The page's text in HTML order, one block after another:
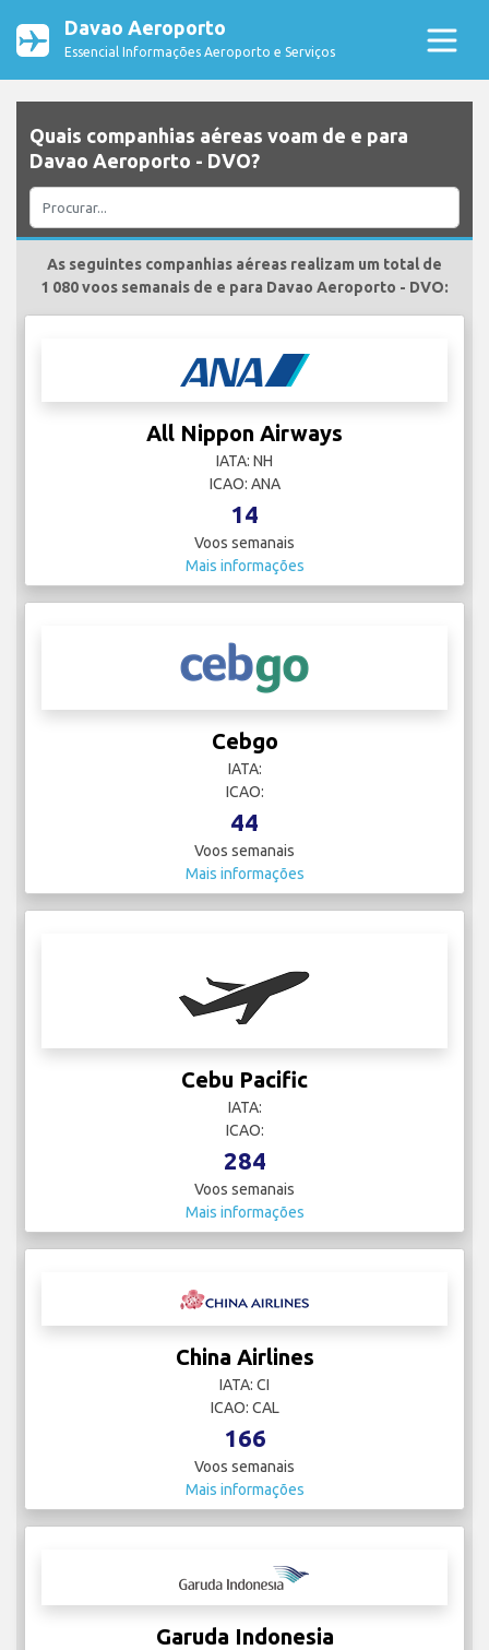
Davao Aeroporto
Essencial Informações Aeroporto e Serviços
Quais companhias aéreas voam de e para
Davao Aeroporto - DVO?
As seguintes companhias aéreas realizam um total de
1 080 voos semanais de e para Davao Aeroporto - DVO:
All Nippon Airways
IATA: NH
ICAO: ANA
14
Voos semanais
Mais informações
Cebgo
IATA:
ICAO:
44
Voos semanais
Mais informações
Cebu Pacific
IATA:
ICAO:
284
Voos semanais
Mais informações
China Airlines
IATA: CI
ICAO: CAL
166
Voos semanais
Mais informações
Garuda Indonesia